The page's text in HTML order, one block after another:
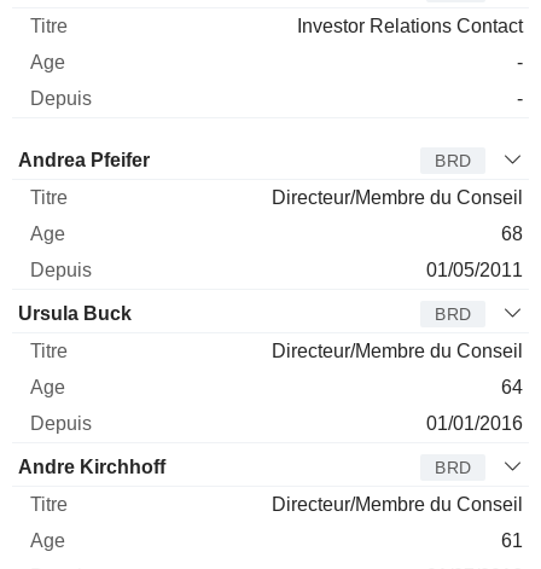
Investor Relations Contact
-
-
Administrateur
Andrea Pfeifer BRD
Directeur/Membre du Conseil
68
01/05/2011
Ursula Buck BRD
Directeur/Membre du Conseil
64
01/01/2016
Andre Kirchhoff BRD
Directeur/Membre du Conseil
61